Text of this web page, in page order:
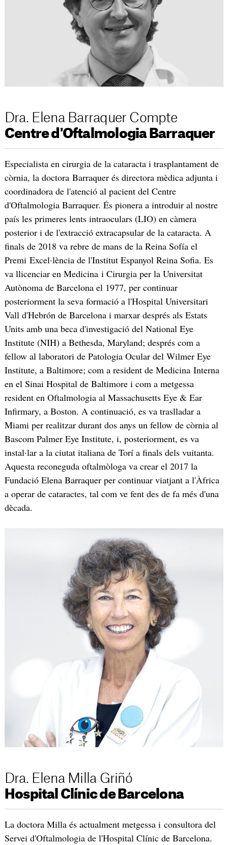
Dra. Elena Barraquer Compte
Centre d'Oftalmologia Barraquer
Especialista en cirurgia de la cataracta i trasplantament de
còrnia, la doctora Barraquer és directora mèdica adjunta i
coordinadora de l'atenció al pacient del Centre
d'Oftalmologia Barraquer. És pionera a introduir al nostre
país les primeres lents intraoculars (LIO) en càmera
posterior i de l'extracció extracapsular de la cataracta. A
finals de 2018 va rebre de mans de la Reina Sofía el
Premi Excel·lència de l'Institut Espanyol Reina Sofia. Es
va llicenciar en Medicina i Cirurgia per la Universitat
Autònoma de Barcelona el 1977, per continuar
posteriorment la seva formació a l'Hospital Universitari
Vall d'Hebrón de Barcelona i marxar després als Estats
Units amb una beca d'investigació del National Eye
Institute (NIH) a Bethesda, Maryland; després com a
fellow al laboratori de Patologia Ocular del Wilmer Eye
Institute, a Baltimore; com a resident de Medicina Interna
en el Sinai Hospital de Baltimore i com a metgessa
resident en Oftalmologia al Massachusetts Eye & Ear
Infirmary, a Boston. A continuació, es va traslladar a
Miami per realitzar durant dos anys un fellow de còrnia al
Bascom Palmer Eye Institute, i, posteriorment, es va
instal·lar a la ciutat italiana de Torí a finals dels vuitanta.
Aquesta reconeguda oftalmòloga va crear el 2017 la
Fundació Elena Barraquer per continuar viatjant a l'Àfrica
a operar de cataractes, tal com ve fent des de fa més d'una
dècada.
Dra. Elena Milla Griñó
Hospital Clínic de Barcelona
La doctora Milla és actualment metgessa i consultora del
Servei d'Oftalmologia de l'Hospital Clínic de Barcelona.